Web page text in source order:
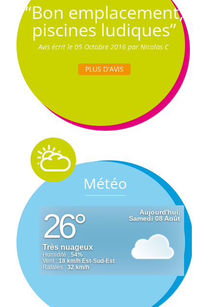
“Bon emplacement,
piscines ludiques”
Avis écrit le 05 Octobre 2016 par Nicolas C
PLUS D'AVIS
Météo